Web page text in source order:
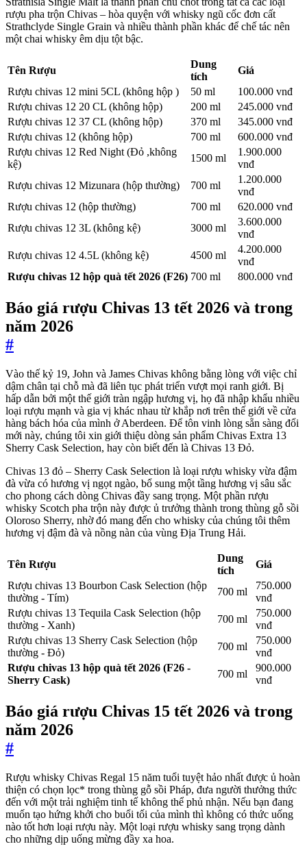
rượu pha trộn Chivas – hòa quyện với whisky ngũ cốc đơn cất
Strathclyde Single Grain và nhiều thành phần khác để chế tác nên
một chai whisky êm dịu tột bậc.
Tên Rượu
Dung
tích
Giá
Rượu chivas 12 mini 5CL (không hộp )
50 ml
100.000 vnđ
Rượu chivas 12 20 CL (không hộp)
200 ml
245.000 vnđ
Rượu chivas 12 37 CL (không hộp)
370 ml
345.000 vnđ
Rượu chivas 12 (không hộp)
700 ml
600.000 vnđ
Rượu chivas 12 Red Night (Đỏ ,không
kệ)
1500 ml
1.900.000
vnđ
Rượu chivas 12 Mizunara (hộp thường)
700 ml
1.200.000
vnđ
Rượu chivas 12 (hộp thường)
700 ml
620.000 vnđ
Rượu chivas 12 3L (không kệ)
3000 ml
3.600.000
vnđ
Rượu chivas 12 4.5L (không kệ)
4500 ml
4.200.000
vnđ
Rượu chivas 12 hộp quà tết 2026 (F26) 700 ml 800.000 vnđ
Báo giá rượu Chivas 13 tết 2026 và trong
năm 2026
#
Vào thế kỷ 19, John và James Chivas không bằng lòng với việc chỉ
dậm chân tại chỗ mà đã liên tục phát triển vượt mọi ranh giới. Bị
hấp dẫn bởi một thế giới tràn ngập hương vị, họ đã nhập khẩu nhiều
loại rượu mạnh và gia vị khác nhau từ khắp nơi trên thế giới về cửa
hàng bách hóa của mình ở Aberdeen. Để tôn vinh lòng sẵn sàng đổi
mới này, chúng tôi xin giới thiệu dòng sản phẩm Chivas Extra 13
Sherry Cask Selection, hay còn biết đến là Chivas 13 Đỏ.
Chivas 13 đỏ – Sherry Cask Selection là loại rượu whisky vừa đậm
đà vừa có hương vị ngọt ngào, bổ sung một tầng hương vị sâu sắc
cho phong cách dòng Chivas đầy sang trọng. Một phần rượu
whisky Scotch pha trộn này được ủ trưởng thành trong thùng gỗ sồi
Oloroso Sherry, nhờ đó mang đến cho whisky của chúng tôi thêm
hương vị đậm đà và nồng nàn của vùng Địa Trung Hải.
Tên Rượu
Dung
tích
Giá
Rượu chivas 13 Bourbon Cask Selection (hộp
thường - Tím)
700 ml
750.000
vnđ
Rượu chivas 13 Tequila Cask Selection (hộp
thường - Xanh)
700 ml
750.000
vnđ
Rượu chivas 13 Sherry Cask Selection (hộp
thường - Đỏ)
700 ml
750.000
vnđ
Rượu chivas 13 hộp quà tết 2026 (F26 -
Sherry Cask)
700 ml
900.000
vnđ
Báo giá rượu Chivas 15 tết 2026 và trong
năm 2026
#
Rượu whisky Chivas Regal 15 năm tuổi tuyệt hảo nhất được ủ hoàn
thiện có chọn lọc* trong thùng gỗ sồi Pháp, đưa người thưởng thức
đến với một trải nghiệm tinh tế không thể phủ nhận. Nếu bạn đang
muốn tạo hứng khởi cho buổi tối của mình thì không có thức uống
nào tốt hơn loại rượu này. Một loại rượu whisky sang trọng dành
cho những dịp uống mừng đầy xa hoa.